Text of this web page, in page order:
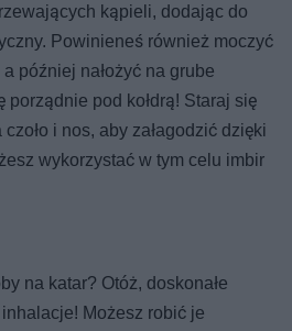
kąpieli, dodając do
Powinieneś również moczyć
później nałożyć na grube
pod kołdrą! Staraj się
i nos, aby załagodzić dzięki
wykorzystać w tym celu imbir
na katar? Otóż, doskonałe
Możesz robić je